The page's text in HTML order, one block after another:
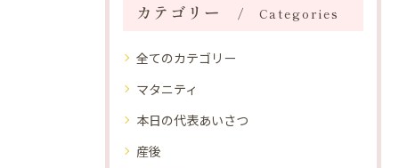
カテゴリー Categories
全てのカテゴリー
マタニティ
本日の代表あいさつ
産後